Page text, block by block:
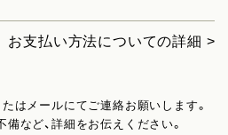
お支払い方法についての詳細 >
はメールにてご連絡お願いします。
など、詳細をお伝えください。